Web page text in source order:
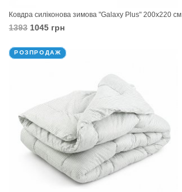
Ковдра силіконова зимова "Galaxy Plus" 200х220 см
1393 1045 грн
РОЗПРОДАЖ